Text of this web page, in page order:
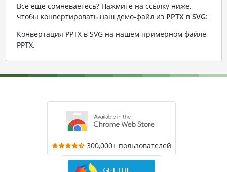
Все еще сомневаетесь? Нажмите на ссылку ниже,
чтобы конвертировать наш демо-файл из PPTXв SVG:
Конвертация PPTX в SVG на нашем примерном файле
PPTX.
300,000+ пользователей